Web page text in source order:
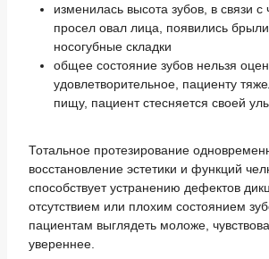
изменилась высота зубов, в связи
просел овал лица, появились
носогубные складки
общее состояние зубов нельзя
удовлетворительное, пациенту
пищу, пациент стесняется своей
Тотальное протезирование
восстановление эстетики и функций
способствует устранению дефектов
отсутствием или плохим состоянием
пациентам выглядеть моложе,
увереннее.